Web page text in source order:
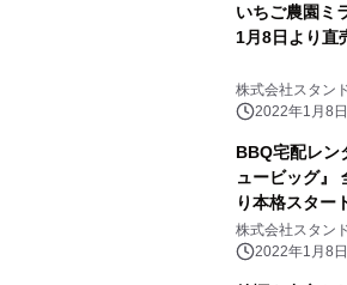
いちご農園ミ
1月8日より直
株式会社スタン
2022年1月8
BBQ宅配レン
ュービッグ』
り本格スター
株式会社スタン
2022年1月8